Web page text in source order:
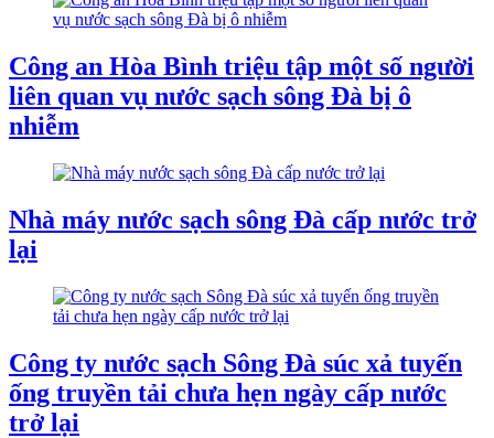
Công an Hòa Bình triệu tập một số người
liên quan vụ nước sạch sông Đà bị ô
nhiễm
Nhà máy nước sạch sông Đà cấp nước trở
lại
Công ty nước sạch Sông Đà súc xả tuyến
ống truyền tải chưa hẹn ngày cấp nước
trở lại